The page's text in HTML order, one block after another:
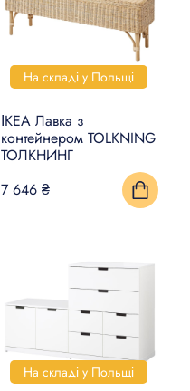
На складі у Польщі
ІКЕА Лавка з
контейнером TOLKNING
ТОЛКНИНГ
7 646 ₴
На складі у Польщі